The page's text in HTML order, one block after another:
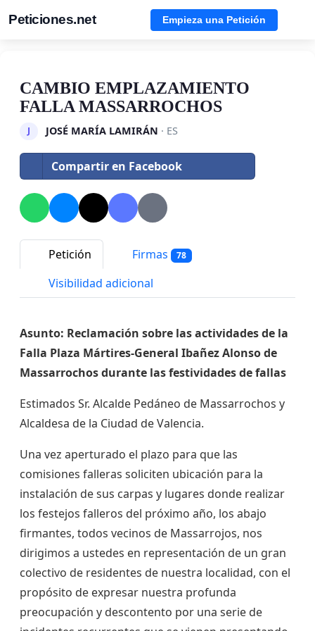
Peticiones.net Empieza una Petición
CAMBIO EMPLAZAMIENTO
FALLA MASSARROCHOS
J JOSÉ MARÍA LAMIRÁN · ES
Compartir en Facebook
Petición Firmas 78
Visibilidad adicional
Asunto: Reclamación sobre las actividades de la
Falla Plaza Mártires-General Ibañez Alonso de
Massarrochos durante las festividades de fallas
Estimados Sr. Alcalde Pedáneo de Massarrochos y
Alcaldesa de la Ciudad de Valencia.
Una vez aperturado el plazo para que las
comisiones falleras soliciten ubicación para la
instalación de sus carpas y lugares donde realizar
los festejos falleros del próximo año, los abajo
firmantes, todos vecinos de Massarrojos, nos
dirigimos a ustedes en representación de un gran
colectivo de residentes de nuestra localidad, con el
propósito de expresar nuestra profunda
preocupación y descontento por una serie de